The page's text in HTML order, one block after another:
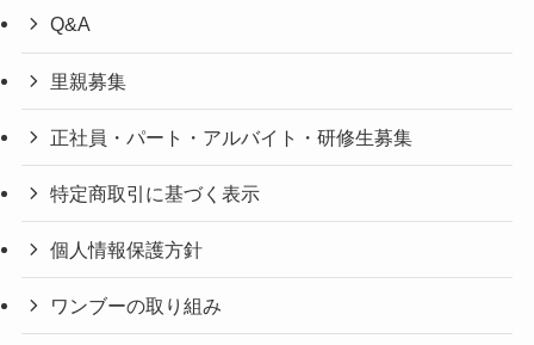
Q&A
里親募集
正社員・パート・アルバイト・研修生募集
特定商取引に基づく表示
個人情報保護方針
ワンブーの取り組み